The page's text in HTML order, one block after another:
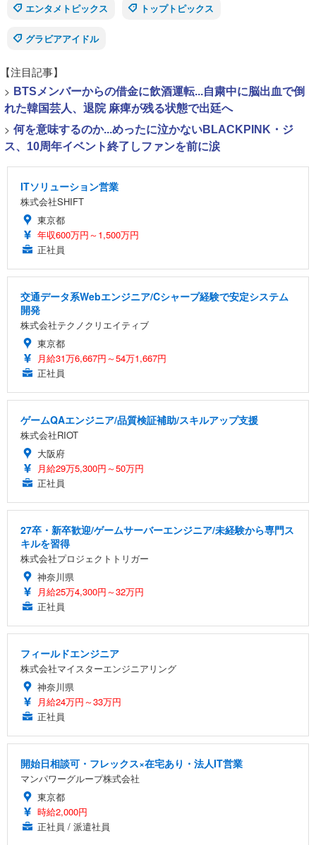
エンタメトピックス
トップトピックス
グラビアアイドル
【注目記事】
> BTSメンバーからの借金に飲酒運転...自粛中に脳出血で倒
れた韓国芸人、退院 麻痺が残る状態で出廷へ
> 何を意味するのか...めったに泣かないBLACKPINK・ジ
ス、10周年イベント終了しファンを前に涙
ITソリューション営業
株式会社SHIFT
東京都
年収600万円～1,500万円
正社員
交通データ系Webエンジニア/Cシャープ経験で安定システム
開発
株式会社テクノクリエイティブ
東京都
月給31万6,667円～54万1,667円
正社員
ゲームQAエンジニア/品質検証補助/スキルアップ支援
株式会社RIOT
大阪府
月給29万5,300円～50万円
正社員
27卒・新卒歓迎/ゲームサーバーエンジニア/未経験から専門ス
キルを習得
株式会社プロジェクトトリガー
神奈川県
月給25万4,300円～32万円
正社員
フィールドエンジニア
株式会社マイスターエンジニアリング
神奈川県
月給24万円～33万円
正社員
開始日相談可・フレックス×在宅あり・法人IT営業
マンパワーグループ株式会社
東京都
時給2,000円
正社員 / 派遣社員